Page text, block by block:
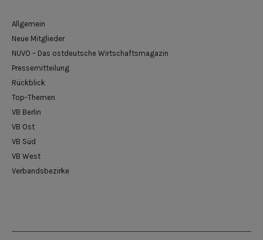
Allgemein
Neue Mitglieder
NUVO – Das ostdeutsche Wirtschaftsmagazin
Pressemitteilung
Rückblick
Top-Themen
VB Berlin
VB Ost
VB Süd
VB West
Verbandsbezirke